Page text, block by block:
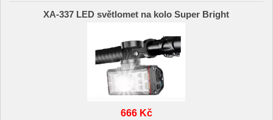
XA-337 LED světlomet na kolo Super Bright
666 Kč